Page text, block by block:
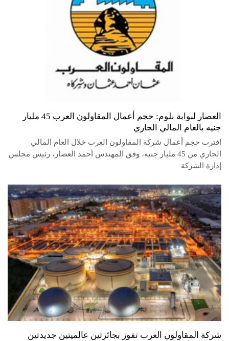
العصار لبوابة بلوم: حجم أعمال المقاولون العرب 45 مليار
جنيه بالعام المالي الجاري
اقترب حجم أعمال شركة المقاولون العرب خلال العام المالي
الجاري من 45 مليار جنيه، وفق المهندس أحمد العصار، رئيس مجلس
إدارة الشركة
شركة المقاولون العرب تفوز بجائزتين عالميتين جديدتين